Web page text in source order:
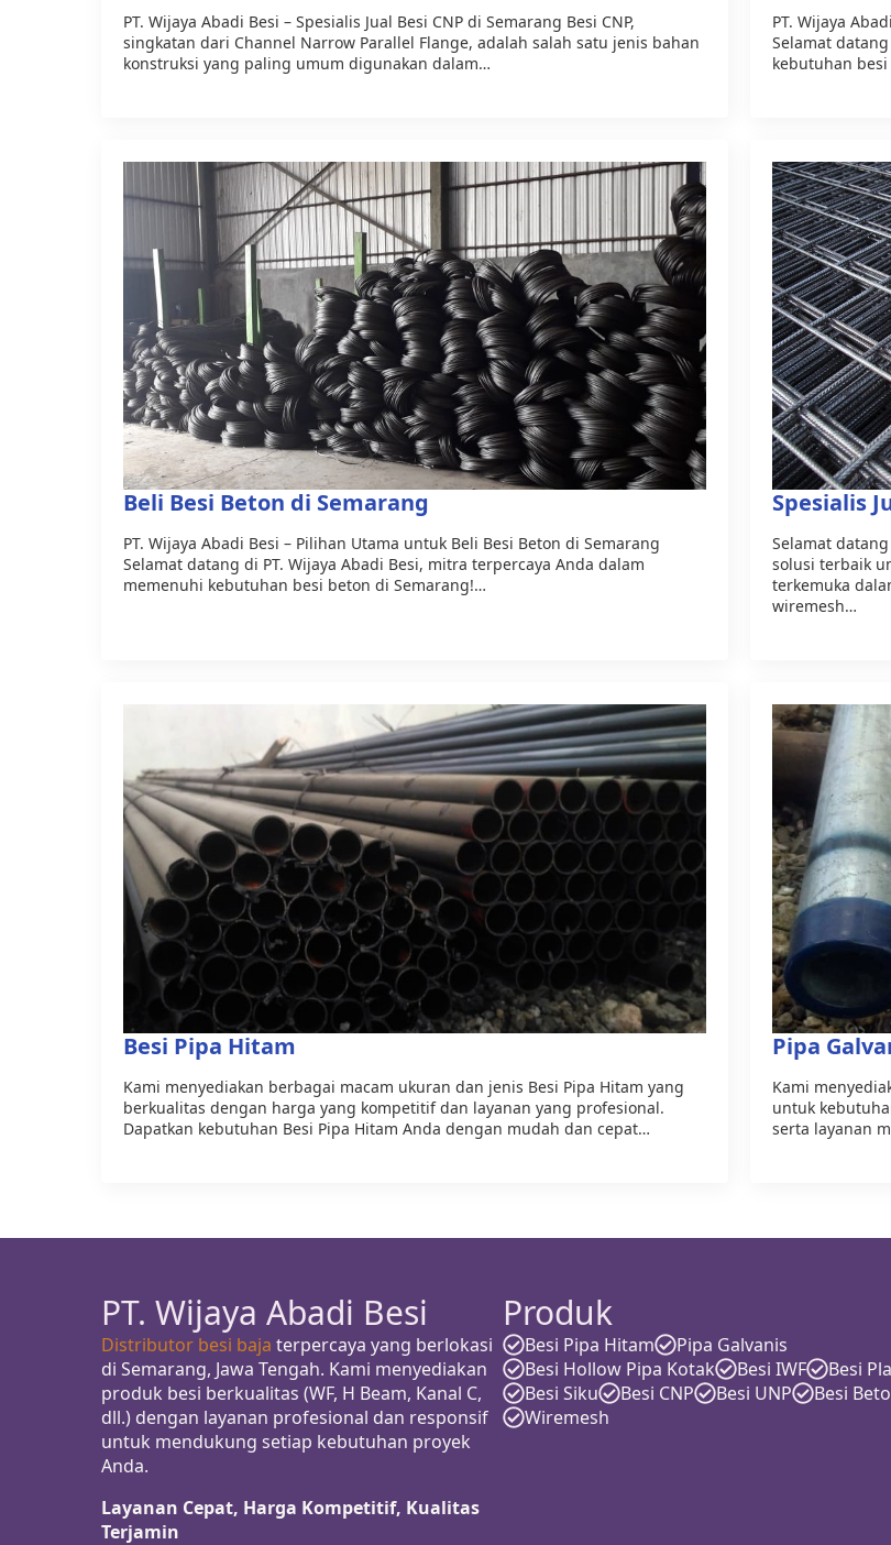
PT. Wijaya Abadi Besi – Spesialis Jual Besi CNP di Semarang Besi CNP,
singkatan dari Channel Narrow Parallel Flange, adalah salah satu jenis bahan
konstruksi yang paling umum digunakan dalam…
PT. Wijaya
Selamat
kebutuhan
Beli Besi Beton di Semarang
PT. Wijaya Abadi Besi – Pilihan Utama untuk Beli Besi Beton di Semarang
Selamat datang di PT. Wijaya Abadi Besi, mitra terpercaya Anda dalam
memenuhi kebutuhan besi beton di Semarang!…
Spesialis
Selamat
solusi terbaik
terkemuka
wiremesh…
Besi Pipa Hitam
Kami menyediakan berbagai macam ukuran dan jenis Besi Pipa Hitam yang
berkualitas dengan harga yang kompetitif dan layanan yang profesional.
Dapatkan kebutuhan Besi Pipa Hitam Anda dengan mudah dan cepat…
Pipa
Kami
untuk
serta layanan
PT. Wijaya Abadi Besi
Distributor besi baja terpercaya yang berlokasi
di Semarang, Jawa Tengah. Kami menyediakan
produk besi berkualitas (WF, H Beam, Kanal C,
dll.) dengan layanan profesional dan responsif
untuk mendukung setiap kebutuhan proyek
Anda.
Layanan Cepat, Harga Kompetitif, Kualitas
Terjamin
Produk
Besi Pipa Hitam
Pipa Galvanis
Besi Hollow Pipa Kotak
Besi IWF
Besi
Besi Siku
Besi CNP Besi UNP
Besi
Wiremesh